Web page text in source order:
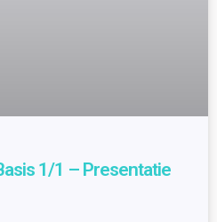
1/1 – Presentatie